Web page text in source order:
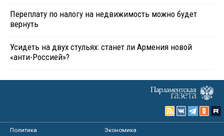
Переплату по налогу на недвижимость можно будет
вернуть
Усидеть на двух стульях: станет ли Армения новой
«анти-Россией»?
Политика
Экономика